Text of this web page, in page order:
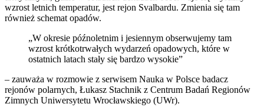
wzrost letnich temperatur, jest rejon Svalbardu. Zmienia się tam
również schemat opadów.
„W okresie późnoletnim i jesiennym obserwujemy tam
wzrost krótkotrwałych wydarzeń opadowych, które w
ostatnich latach stały się bardzo wysokie”
– zauważa w rozmowie z serwisem Nauka w Polsce badacz
rejonów polarnych, Łukasz Stachnik z Centrum Badań Regionów
Zimnych Uniwersytetu Wrocławskiego (UWr).